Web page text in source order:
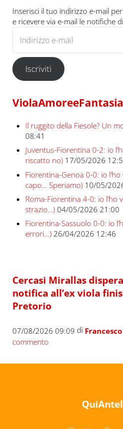
Inserisci il tuo indirizzo e-mail
e ricevere via e-mail le notifiche
Iscriviti
Il ruggito della Fiesole? Un
08:41
Juventus-Fiorentina 0-2: io
riscatto no) 17/05/2026
Fiorentina-Genoa 0-0: io
capo… Speriamo) 10/05/
Roma-Fiorentina 4-0: io l’ho
strazio…) 04/05/2026 21:00
Fiorentina-Sassuolo 0-0: io
errori…) 26/04/2026 12:46
Cercasi Mirallas
notifica all’ex viola
Pretorio
07/08/2026 09:09 di
commento